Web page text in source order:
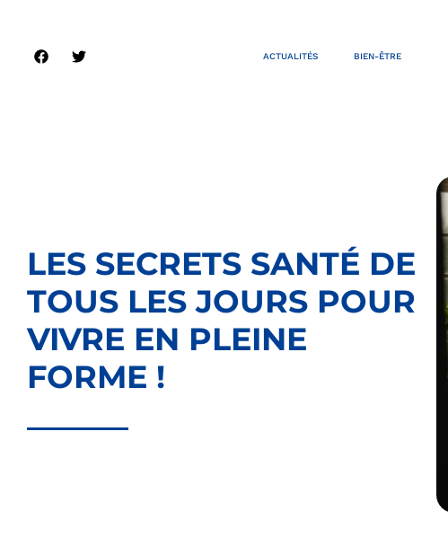
ACTUALITÉS BIEN-ÊTRE
LES SECRETS SANTÉ DE
TOUS LES JOURS POUR
VIVRE EN PLEINE
FORME !